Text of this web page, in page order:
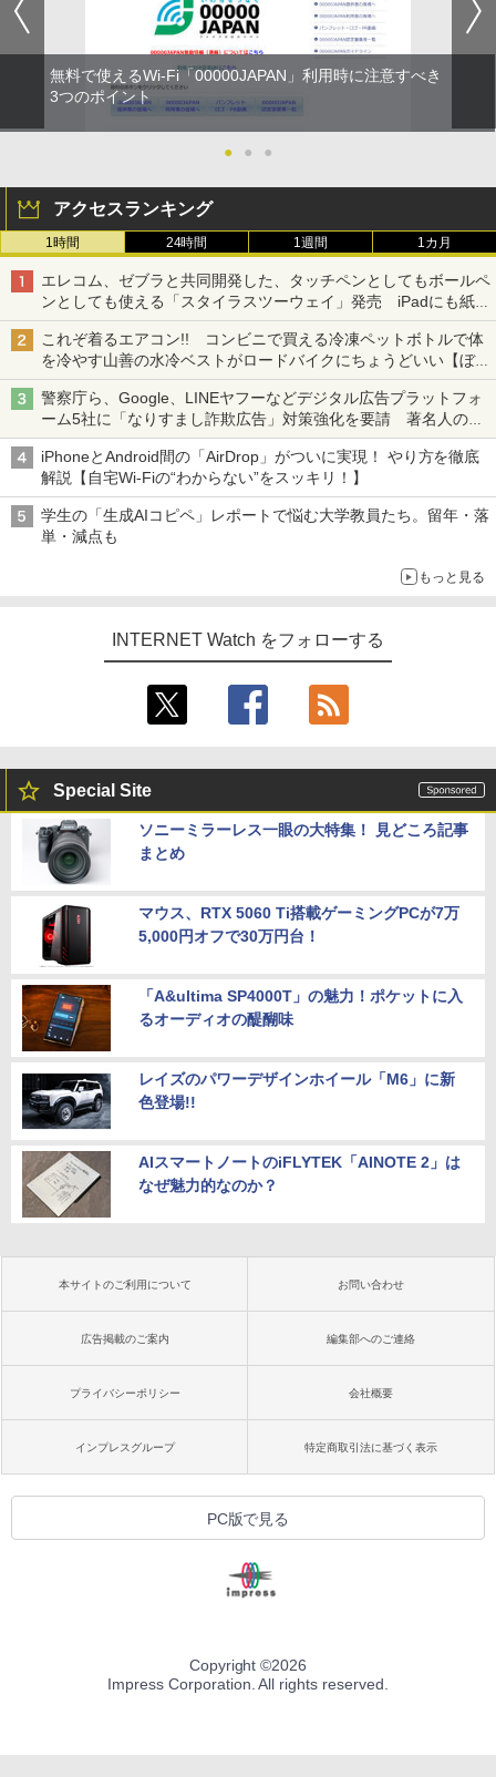
無料で使えるWi-Fi「00000JAPAN」利用時に注意すべき
3つのポイント
● ● ●
アクセスランキング
1時間 24時間 1週間 1カ月
エレコム、ゼブラと共同開発した、タッチペンとしてもボールペ
ンとしても使える「スタイラスツーウェイ」発売 iPadにも紙に
も、持ち替えずに書き込める
これぞ着るエアコン!! コンビニで買える冷凍ペットボトルで体
を冷やす山善の水冷ベストがロードバイクにちょうどいい【ぼっ
ち・ざ・ろーど！その14】【空いた時間でなにしてる？】
警察庁ら、Google、LINEヤフーなどデジタル広告プラットフォ
ーム5社に「なりすまし詐欺広告」対策強化を要請 著名人の写
真や映像を使った投資詐欺などへの対策として
iPhoneとAndroid間の「AirDrop」がついに実現！ やり方を徹底
解説【自宅Wi-Fiの“わからない”をスッキリ！】
学生の「生成AIコピペ」レポートで悩む大学教員たち。留年・落
単・減点も
もっと見る
INTERNET Watch をフォローする
Special Site
ソニーミラーレス一眼の大特集！ 見どころ記事
まとめ
マウス、RTX 5060 Ti搭載ゲーミングPCが7万
5,000円オフで30万円台！
「A&ultima SP4000T」の魅力！ポケットに入
るオーディオの醍醐味
レイズのパワーデザインホイール「M6」に新
色登場!!
AIスマートノートのiFLYTEK「AINOTE 2」は
なぜ魅力的なのか？
本サイトのご利用について お問い合わせ
広告掲載のご案内 編集部へのご連絡
プライバシーポリシー 会社概要
インプレスグループ 特定商取引法に基づく表示
PC版で見る
Copyright ©2026
Impress Corporation. All rights reserved.